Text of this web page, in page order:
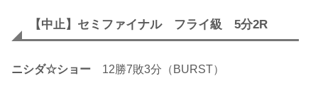
【中止】セミファイナル フライ級 5分2R
ニシダ☆ショー 12勝7敗3分（BURST）